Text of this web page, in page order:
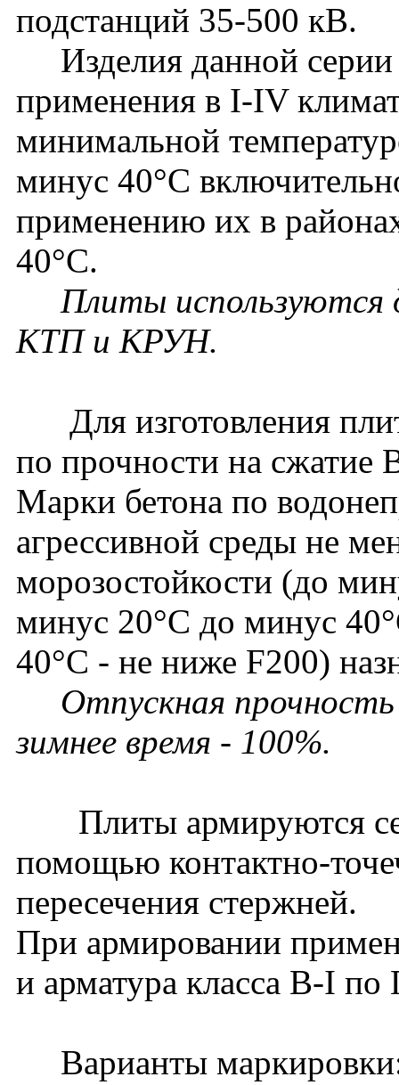
подстанций 35-500 кВ.
Изделия данной серии
применения в I-IV
минимальной
минус 40°С
применению их в
40°С.
Плиты используются
КТП и КРУН.
Для изготовления
по прочности на сжатие
Марки бетона по
агрессивной среды не
морозостойкости (до
минус 20°С до минус
40°С - не ниже F200)
Отпускная
зимнее время - 100%.
Плиты армируются
помощью контактно-
пересечения стержней.
При армировании
и арматура класса В-I
Варианты